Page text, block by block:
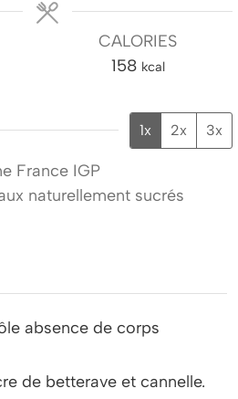
CALORIES
158 kcal
1x 2x 3x
France IGP
naturellement sucrés
absence de corps
de betterave et cannelle.